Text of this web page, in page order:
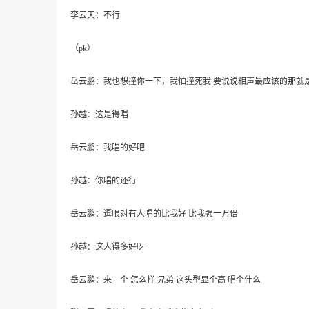
李云天：不行
（pk）
岳云鹏：我也想撞你一下，我怕撞死我 要说说相声最应该的那就
孙越：这是得唱
岳云鹏：我唱的好吧
孙越：你唱的还行
岳云鹏：逗哏对有人唱的比我好 比我强一万倍
孙越：这人得多好呀
岳云鹏：来一个 怎么样 兄弟 这头型显个高 唱个什么